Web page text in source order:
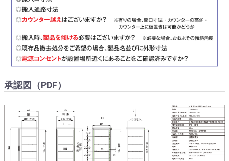
承認図（PDF）